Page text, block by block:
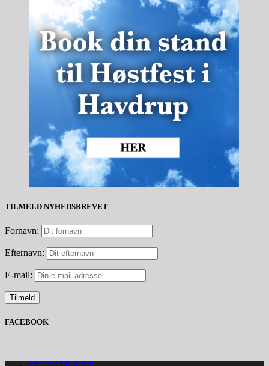
TILMELD NYHEDSBREVET
Fornavn:
Efternavn:
E-mail:
FACEBOOK